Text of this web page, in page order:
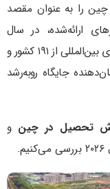
را به عنوان مقصد
ارائه‌شده، در سال
تحصیلی ۲۰۲۴ تا ۲۰۲۵ بیش از ۳۸۰ هزار دانشجوی بین‌المللی از ۱۹۱ کشور و
جایگاه رو‌به‌رشد
تحصیل در چین و